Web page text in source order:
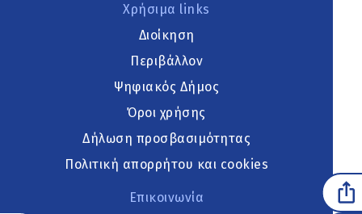
Χρήσιμα links
Διοίκηση
Περιβάλλον
Ψηφιακός Δήμος
Όροι χρήσης
Δήλωση προσβασιμότητας
Πολιτική απορρήτου και cookies
Επικοινωνία